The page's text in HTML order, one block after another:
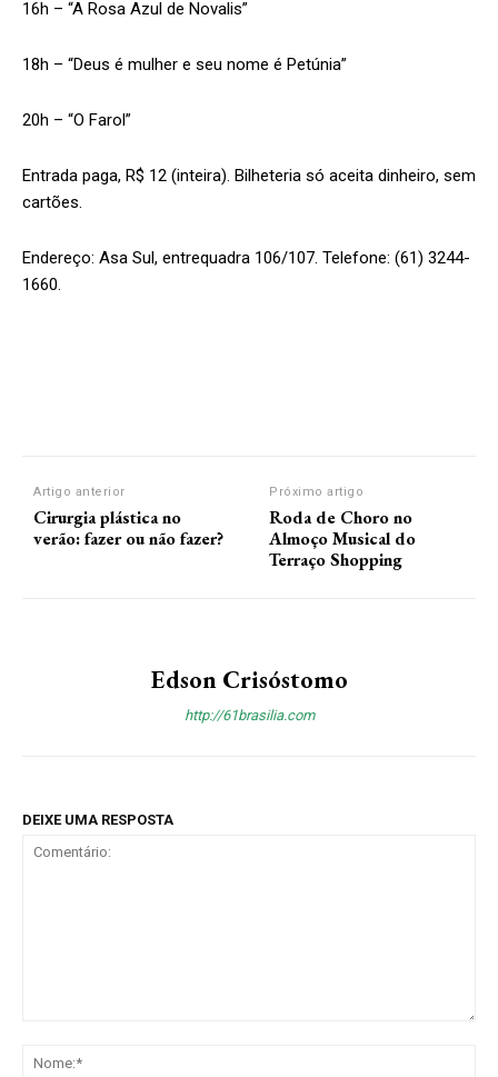
16h – “A Rosa Azul de Novalis”
18h – “Deus é mulher e seu nome é Petúnia”
20h – “O Farol”
Entrada paga, R$ 12 (inteira). Bilheteria só aceita dinheiro, sem
cartões.
Endereço: Asa Sul, entrequadra 106/107. Telefone: (61) 3244-
1660.
Artigo anterior
Cirurgia plástica no
verão: fazer ou não fazer?
Próximo artigo
Roda de Choro no
Almoço Musical do
Terraço Shopping
Edson Crisóstomo
http://61brasilia.com
DEIXE UMA RESPOSTA